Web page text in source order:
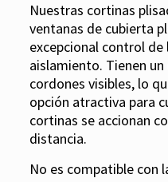
Nuestras cortinas
ventanas de cubierta
excepcional control de
aislamiento. Tienen
cordones visibles, lo
opción atractiva para
cortinas se accionan
distancia.
No es compatible con